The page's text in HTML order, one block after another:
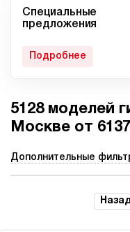
Мобильные гидростанции
Гидростанции с
пневмоприводом
Ручные гидростанции
Специальные
предложения
Подробнее
5128 моделей
Москве от
Дополнительные